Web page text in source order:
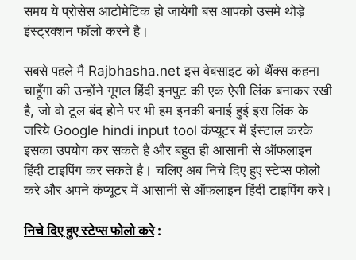
समय ये प्रोसेस आटोमेटिक हो जायेगी बस आपको उसमे थोड़े
इंस्ट्रक्शन फॉलो करने है।
सबसे पहले मै Rajbhasha.net इस वेबसाइट को थैंक्स कहना
चाहूँगा की उन्होंने गूगल हिंदी इनपुट की एक ऐसी लिंक बनाकर रखी
है, जो वो टूल बंद होने पर भी हम इनकी बनाई हुई इस लिंक के
जरिये Google hindi input tool कंप्यूटर में इंस्टाल करके
इसका उपयोग कर सकते है और बहुत ही आसानी से ऑफलाइन
हिंदी टाइपिंग कर सकते है। चलिए अब निचे दिए हुए स्टेप्स फोलो
करे और अपने कंप्यूटर में आसानी से ऑफलाइन हिंदी टाइपिंग करे।
निचे दिए हुए स्टेप्स फोलो करे: